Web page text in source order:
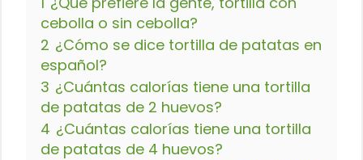
cebolla o sin cebolla?
2 ¿Cómo se dice tortilla de patatas en
español?
3 ¿Cuántas calorías tiene una tortilla
de patatas de 2 huevos?
4 ¿Cuántas calorías tiene una tortilla
de patatas de 4 huevos?